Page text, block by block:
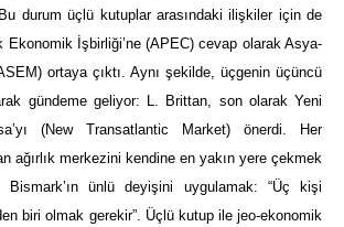
durum üçlü kutuplar arasındaki ilişkiler için de
Ekonomik İşbirliği’ne (APEC) cevap olarak Asya-
ortaya çıktı. Aynı şekilde, üçgenin üçüncü
gündeme geliyor: L. Brittan, son olarak Yeni
(New Transatlantic Market) önerdi. Her
ağırlık merkezini kendine en yakın yere çekmek
ünlü deyişini uygulamak: “Üç kişi
biri olmak gerekir”. Üçlü kutup ile jeo-ekonomik